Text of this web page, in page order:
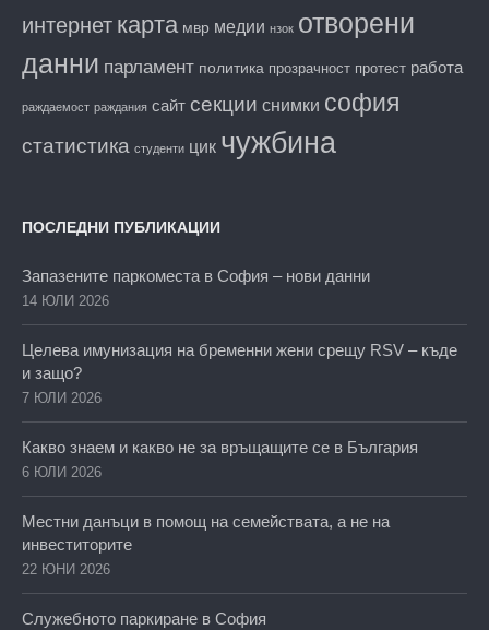
интернет карта мвр медии нзок отворени
данни парламент политика прозрачност протест работа
раждаемост раждания сайт секции снимки софия
статистика студенти цик чужбина
ПОСЛЕДНИ ПУБЛИКАЦИИ
Запазените паркоместа в София – нови данни
14 ЮЛИ 2026
Целева имунизация на бременни жени срещу RSV – къде
и защо?
7 ЮЛИ 2026
Какво знаем и какво не за връщащите се в България
6 ЮЛИ 2026
Местни данъци в помощ на семействата, а не на
инвеститорите
22 ЮНИ 2026
Служебното паркиране в София